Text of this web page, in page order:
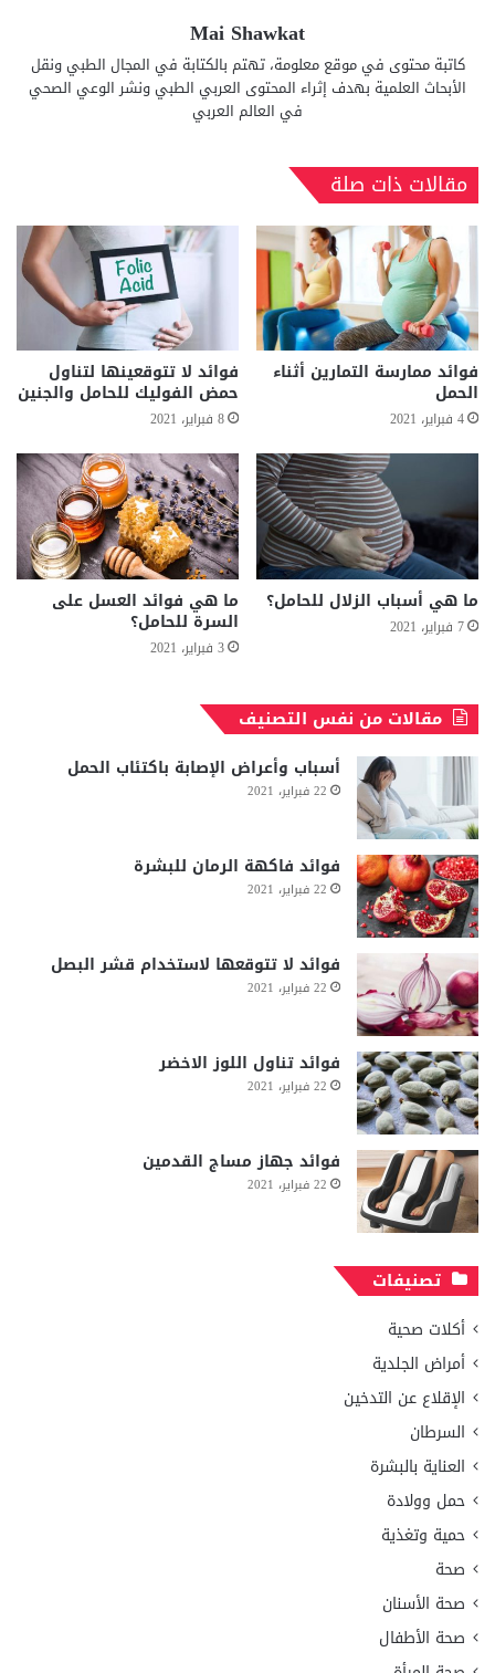
Mai Shawkat
كاتبة محتوى في موقع معلومة، تهتم بالكتابة في المجال الطبي ونقل
الأبحاث العلمية بهدف إثراء المحتوى العربي الطبي ونشر الوعي الصحي
في العالم العربي
مقالات ذات صلة
فوائد ممارسة التمارين أثناء
الحمل
4 فبراير، 2021
فوائد لا تتوقعينها لتناول
حمض الفوليك للحامل والجنين
8 فبراير، 2021
ما هي أسباب الزلال للحامل؟
7 فبراير، 2021
ما هي فوائد العسل على
السرة للحامل؟
3 فبراير، 2021
مقالات من نفس التصنيف
أسباب وأعراض الإصابة باكتئاب الحمل
22 فبراير، 2021
فوائد فاكهة الرمان للبشرة
22 فبراير، 2021
فوائد لا تتوقعها لاستخدام قشر البصل
22 فبراير، 2021
فوائد تناول اللوز الاخضر
22 فبراير، 2021
فوائد جهاز مساج القدمين
22 فبراير، 2021
تصنيفات
أكلات صحية
أمراض الجلدية
الإقلاع عن التدخين
السرطان
العناية بالبشرة
حمل وولادة
حمية وتغذية
صحة
صحة الأسنان
صحة الأطفال